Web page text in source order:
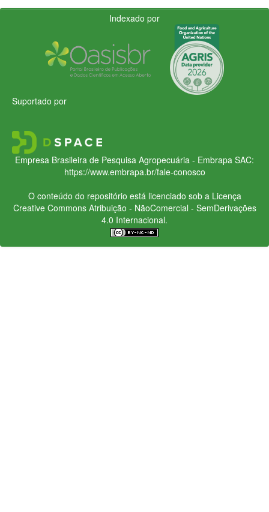
Indexado por
Suportado por
Empresa Brasileira de Pesquisa Agropecuária - Embrapa SAC:
https://www.embrapa.br/fale-conosco
O conteúdo do repositório está licenciado sob a Licença
Creative CommonsAtribuição - NãoComercial - SemDerivações
4.0 Internacional.